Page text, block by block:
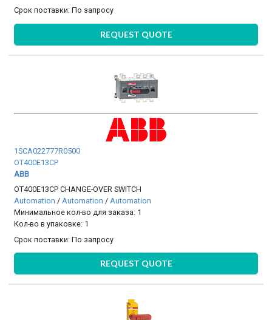
Срок поставки:По запросу
REQUEST QUOTE
1SCA022777R0500
OT400E13CP
ABB
OT400E13CP CHANGE-OVER SWITCH
Automation /Automation /Automation
Минимальное кол-во для заказа: 1
Кол-во в упаковке: 1
Срок поставки:По запросу
REQUEST QUOTE